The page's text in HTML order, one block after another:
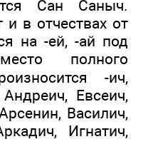
Сан Саныч.
и в отчествах от
на -ей, -ай под
полного
-ич,
Евсеич,
Василич,
Игнатич,